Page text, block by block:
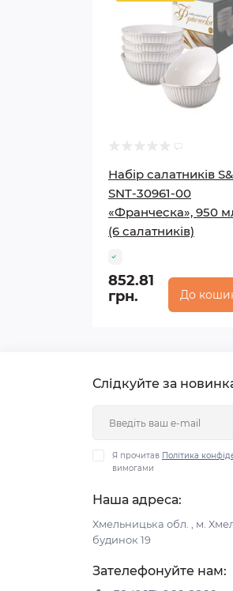
Набір салатників
SNT-30961-00
«Франческа», 950
(6 салатників)
852.81
грн.
До
Слідкуйте за
Я прочитав Політика
вимогами
Наша адреса:
Хмельницька обл. , м.
будинок 19
Зателефонуйте нам: